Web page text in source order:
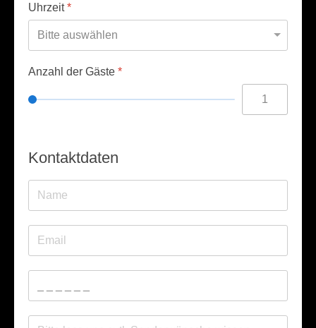
Uhrzeit*
Anzahl der Gäste *
Kontaktdaten